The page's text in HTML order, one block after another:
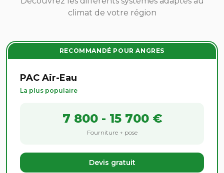
climat de votre région
RECOMMANDÉ POUR ANGRES
PAC Air-Eau
La plus populaire
7 800 - 15 700 €
Fourniture + pose
Devis gratuit